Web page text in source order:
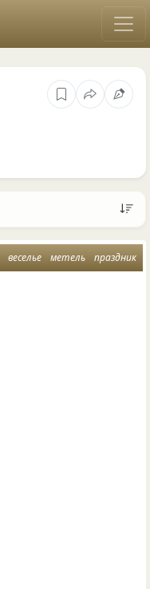
веселье метель праздник